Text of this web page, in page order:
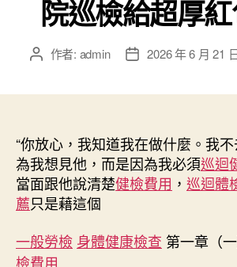
院巡檢給超厚
文 作者: admin
文
期
2026 年 6 月 21
“你放心，我知道我在做什麼。我
為我想見他，而是因為我必須巡迴
當面跟他說清楚健檢費用 ， 巡迴體
薦只是藉這個
一般勞檢 身體健康檢查 第一章（一
檢費用